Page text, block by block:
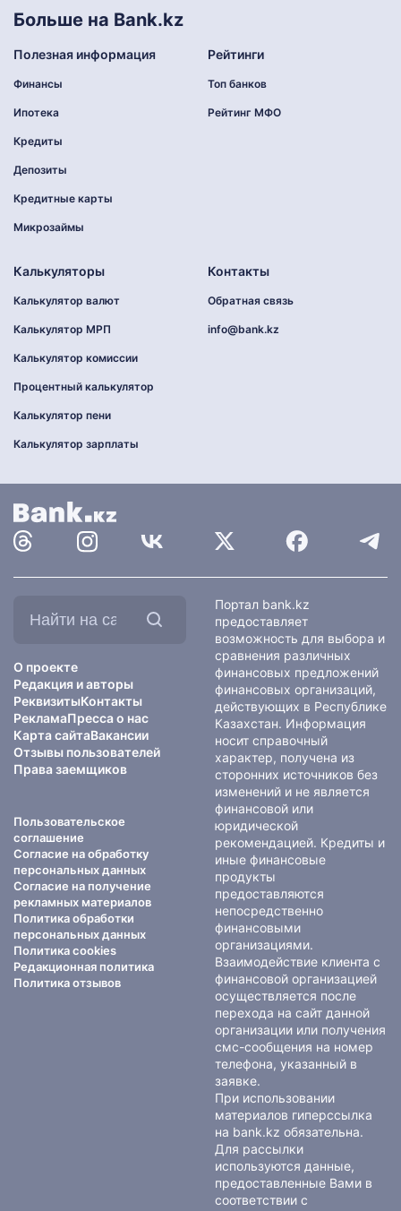
Больше на Bank.kz
Полезная информация
Финансы
Ипотека
Кредиты
Депозиты
Кредитные карты
Микрозаймы
Рейтинги
Топ банков
Рейтинг МФО
Калькуляторы
Калькулятор валют
Калькулятор МРП
Калькулятор комиссии
Процентный калькулятор
Калькулятор пени
Калькулятор зарплаты
Контакты
Обратная связь
info@bank.kz
О проекте
Редакция и авторы
РеквизитыКонтакты
РекламаПресса о нас
Карта сайтаВакансии
Отзывы пользователей
Права заемщиков
Пользовательское
соглашение
Согласие на обработку
персональных данных
Согласие на получение
рекламных материалов
Политика обработки
персональных данных
Политика cookies
Редакционная политика
Политика отзывов
Портал bank.kz
предоставляет
возможность для выбора и
сравнения различных
финансовых предложений
финансовых организаций,
действующих в Республике
Казахстан. Информация
носит справочный
характер, получена из
сторонних источников без
изменений и не является
финансовой или
юридической
рекомендацией. Кредиты и
иные финансовые
продукты
предоставляются
непосредственно
финансовыми
организациями.
Взаимодействие клиента с
финансовой организацией
осуществляется после
перехода на сайт данной
организации или получения
смс-сообщения на номер
телефона, указанный в
заявке.
При использовании
материалов гиперссылка
на bank.kz обязательна.
Для рассылки
используются данные,
предоставленные Вами в
соответствии с